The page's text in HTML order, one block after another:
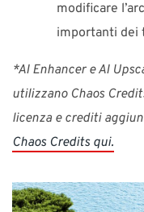
modificare
importanti dei
*AI Enhancer e AI
utilizzano Chaos
licenza e crediti
Chaos Credits qui.